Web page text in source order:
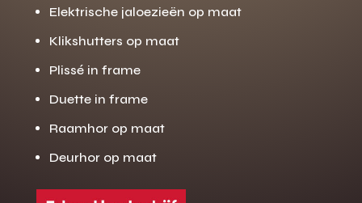
Elektrische jaloezieën op maat
Klikshutters op maat
Plissé in frame
Duette in frame
Raamhor op maat
Deurhor op maat